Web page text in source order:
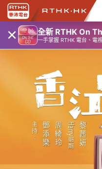
× 全新 RTHK On
一手掌握 RTHK 電台、電